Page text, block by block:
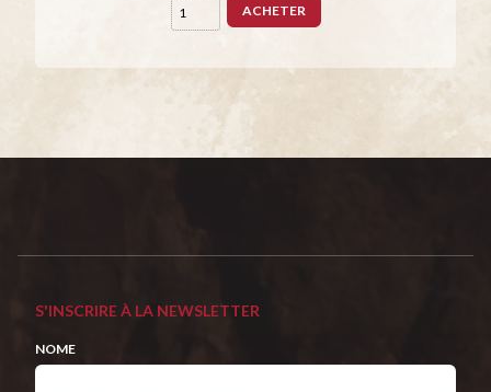
ACHETER
S'INSCRIRE À LA NEWSLETTER
NOME